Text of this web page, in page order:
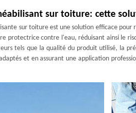
sur toiture: cette
sur toiture est une solution efficace
protectrice contre l'eau, réduisant ainsi le
tels que la qualité du produit utilisé, la
et en assurant une application